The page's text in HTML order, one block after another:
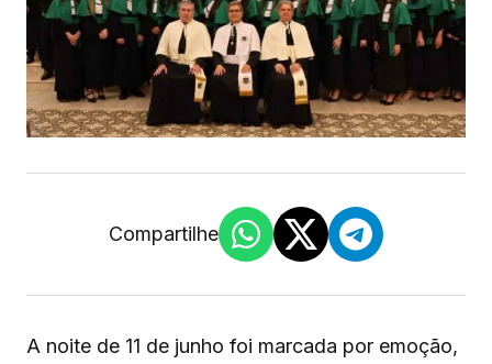
Compartilhe
A noite de 11 de junho foi marcada por emoção,